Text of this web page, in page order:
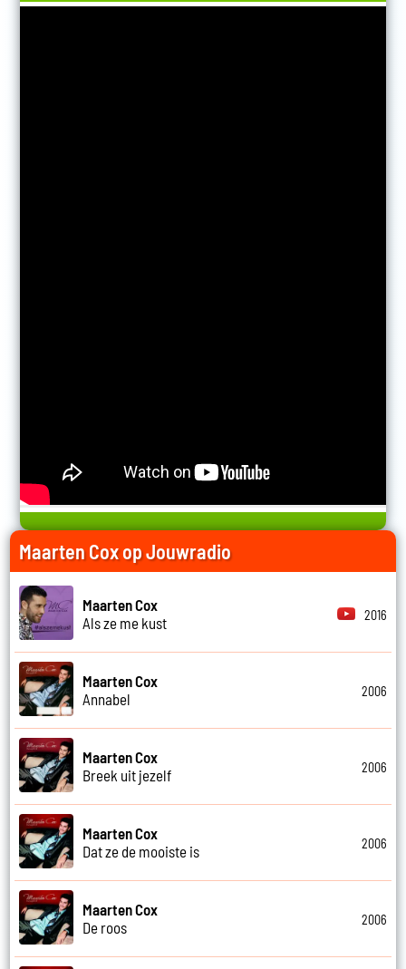
Maarten Cox op Jouwradio
Maarten Cox
Als ze me kust
2016
Maarten Cox
Annabel
2006
Maarten Cox
Breek uit jezelf
2006
Maarten Cox
Dat ze de mooiste is
2006
Maarten Cox
De roos
2006